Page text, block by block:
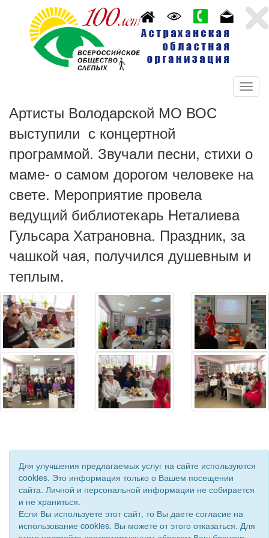
Артисты Володарской МО ВОС
выступили с концертной
программой. Звучали песни, стихи о
маме- о самом дорогом человеке на
свете. Мероприятие провела
ведущий библиотекарь Неталиева
Гульсара Хатрановна. Праздник, за
чашкой чая, получился душевным и
теплым.
© 2019 - 2026 Астраханская областная организация ВОС. Все
Сайт создан при поддержке «
Информационная сеть RD
Для улучшения предлагаемых услуг на сайте используются
cookies. Это информация только о Вашем посещении
сайта. Личной и персональной информации не собирается
и не храниться.
Если Вы используете этот сайт, то Вы даете согласие на
использование cookies. Вы можете от этого отказаться. Для